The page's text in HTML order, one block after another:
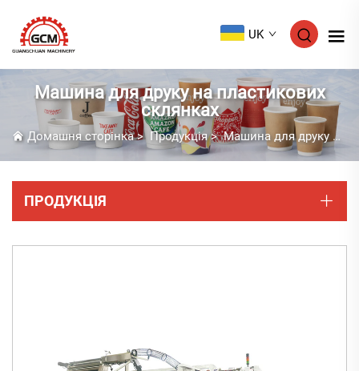
UK
Машина для друку на пластикових
склянках
Домашня сторінка> Продукція>Машина для друку на пластикових склянках
ПРОДУКЦІЯ